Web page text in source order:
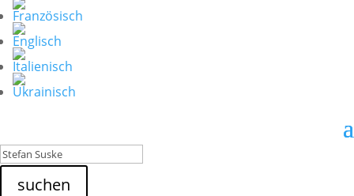
suchen